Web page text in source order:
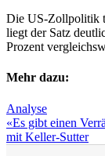
Die US-Zollpolitik
liegt der Satz
Prozent
Mehr dazu:
Analyse
«Es gibt einen
mit Keller-Sutter